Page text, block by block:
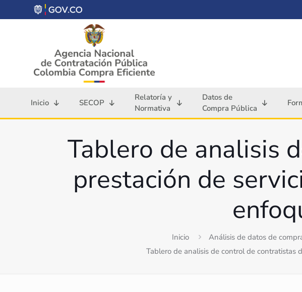
Inicio SECOP
Relatoría y
Normativa
Datos de
Compra Pública
Tablero de analisis
prestación de
Inicio Análisis de datos de
Tablero de analisis de control de contratistas